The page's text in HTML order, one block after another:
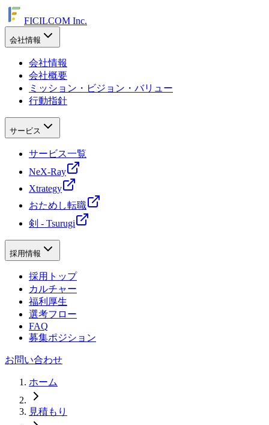
FICILCOM Inc.
会社情報
会社情報
会社概要
ミッション・ビジョン・バリュー
行動指針
サービス
サービス一覧
NeX-Ray
Xtrategy
おためし転職
剣 - Tsurugi
採用情報
採用トップ
カルチャー
福利厚生
選考フロー
FAQ
募集ポジション
お問い合わせ
ホーム
見積もり